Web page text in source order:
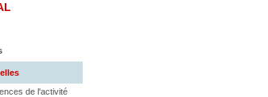
de l'activité